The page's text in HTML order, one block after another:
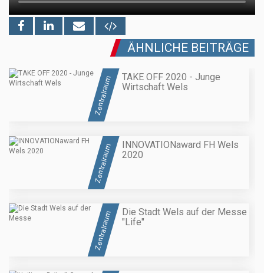
ÄHNLICHE BEITRÄGE
Zentralraum
TAKE OFF 2020 - Junge
Wirtschaft Wels
Zentralraum
INNOVATIONaward FH Wels
2020
Zentralraum
Die Stadt Wels auf der Messe
"Life"